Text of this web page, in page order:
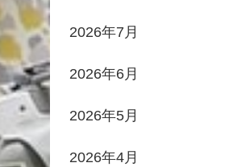
2026年7月
2026年6月
2026年5月
2026年4月